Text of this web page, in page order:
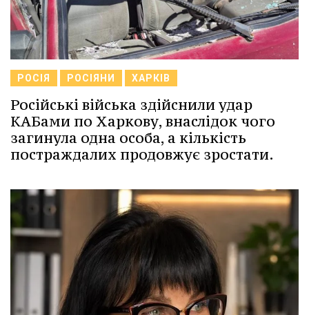
РОСІЯ РОСІЯНИ ХАРКІВ
Російські війська здійснили удар
КАБами по Харкову, внаслідок чого
загинула одна особа, а кількість
постраждалих продовжує зростати.